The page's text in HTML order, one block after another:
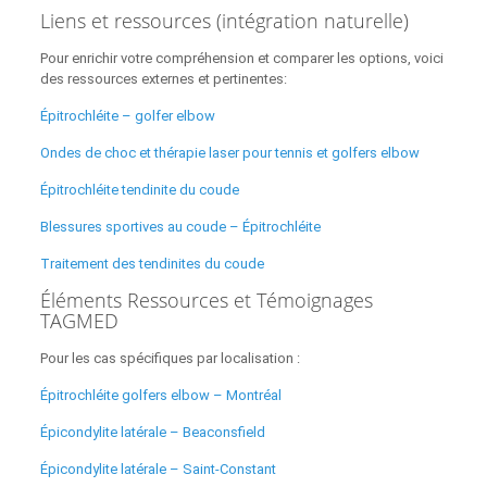
Liens et ressources (intégration naturelle)
Pour enrichir votre compréhension et comparer les options, voici
des ressources externes et pertinentes:
Épitrochléite – golfer elbow
Ondes de choc et thérapie laser pour tennis et golfers elbow
Épitrochléite tendinite du coude
Blessures sportives au coude – Épitrochléite
Traitement des tendinites du coude
Éléments Ressources et Témoignages
TAGMED
Pour les cas spécifiques par localisation :
Épitrochléite golfers elbow – Montréal
Épicondylite latérale – Beaconsfield
Épicondylite latérale – Saint‑Constant